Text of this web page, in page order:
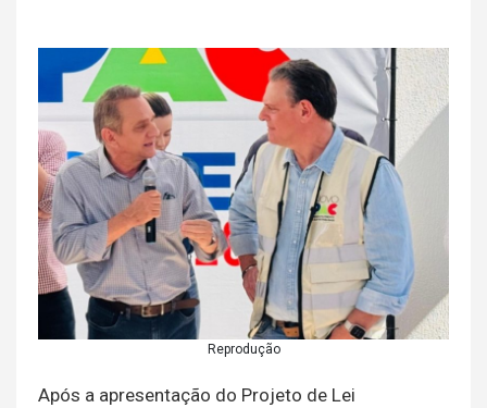
Reprodução
Após a apresentação do Projeto de Lei